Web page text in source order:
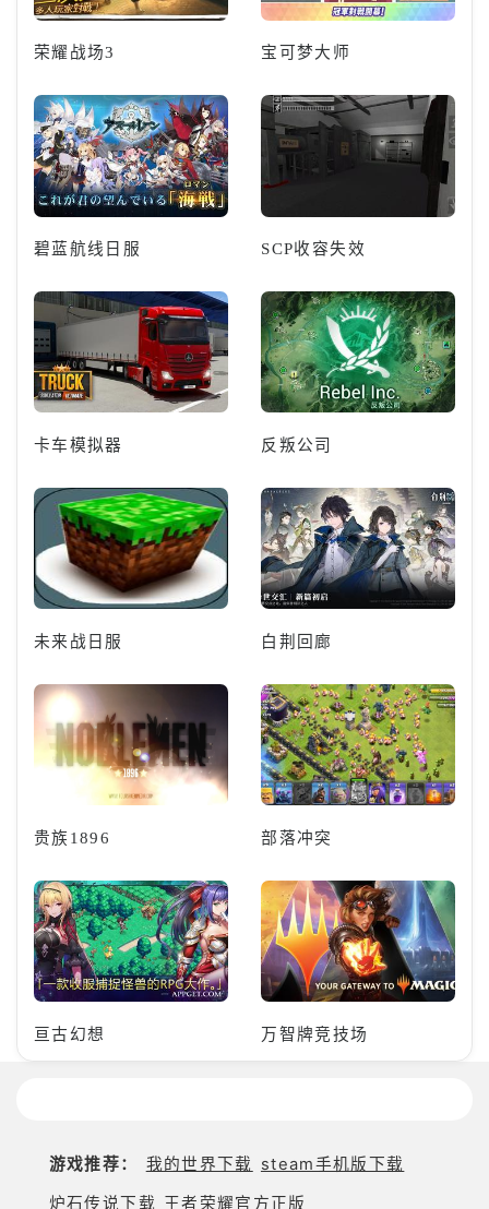
荣耀战场3 宝可梦大师
碧蓝航线日服 SCP收容失效
卡车模拟器 反叛公司
未来战日服 白荆回廊
贵族1896 部落冲突
亘古幻想 万智牌竞技场
游戏推荐： 我的世界下载 steam手机版下载
炉石传说下载 王者荣耀官方正版